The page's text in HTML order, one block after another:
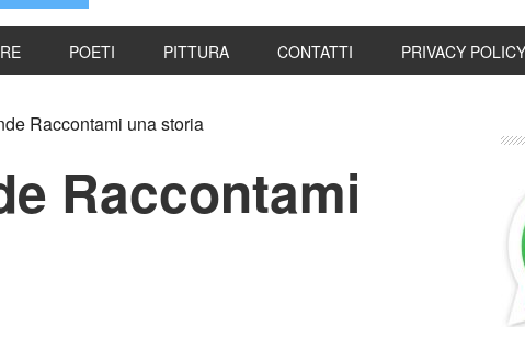
POETI PITTURA CONTATTI PRIVACY POLICY
Raccontami una storia
Raccontami